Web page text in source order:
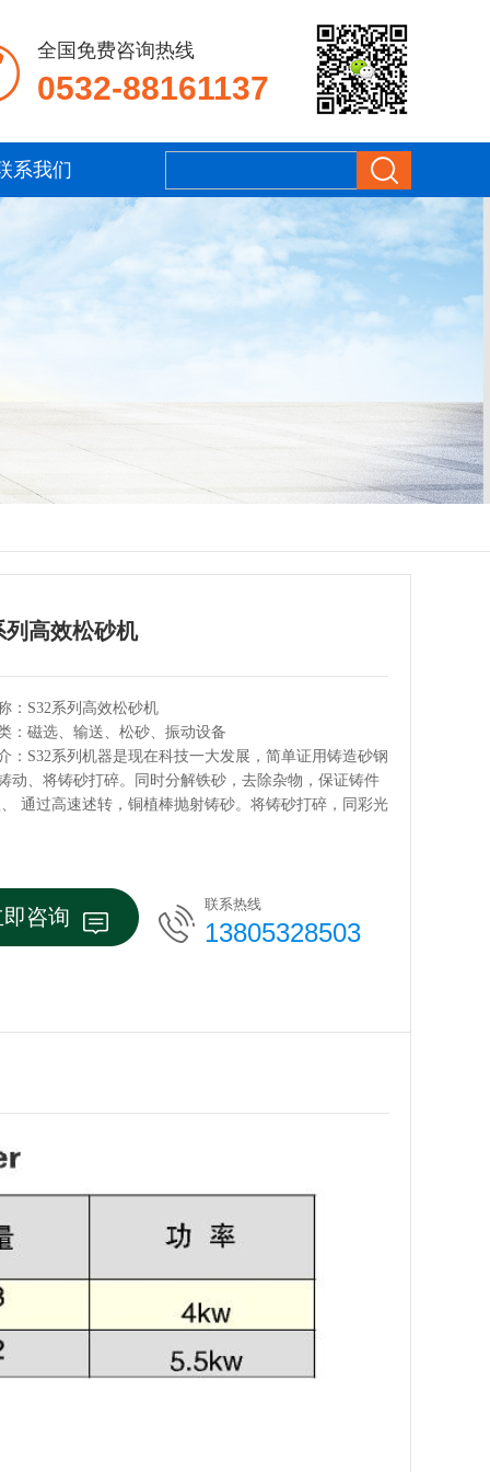
全国免费咨询热线
0532-88161137
系我们
列高效松砂机
：S32系列高效松砂机
：磁选、输送、松砂、振动设备
：S32系列机器是现在科技一大发展，简单证用铸造砂钢
动、将铸砂打碎。同时分解铁砂，去除杂物，保证铸件
通过高速述转，铜植棒抛射铸砂。将铸砂打碎，同彩光
咨询
联系热线
13805328503